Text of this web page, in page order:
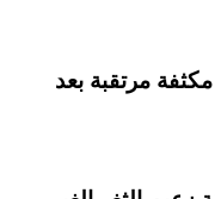
مرتقبة بعد